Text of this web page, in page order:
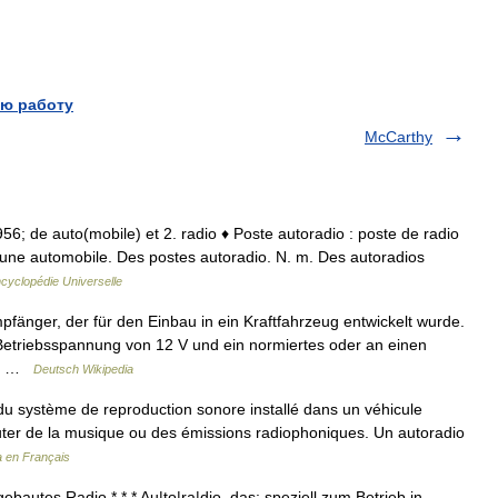
работу
McCarthy
de auto(mobile) et 2. radio ♦ Poste autoradio : poste de radio
automobile. Des postes autoradio. N. m. Des autoradios
Universelle
der für den Einbau in ein Kraftfahrzeug entwickelt wurde.
von 12 V und ein normiertes oder an einen
Deutsch Wikipedia
système de reproduction sonore installé dans un véhicule
de la musique ou des émissions radiophoniques. Un autoradio
en Français